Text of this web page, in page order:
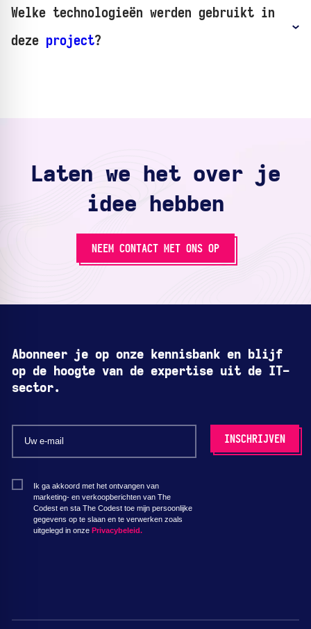
Welke technologieën werden gebruikt in
deze project?
Laten we het over je
idee hebben
NEEM CONTACT MET ONS OP
Abonneer je op onze kennisbank en blijf
op de hoogte van de expertise uit de IT-
sector.
Ik ga akkoord met het ontvangen van
marketing- en verkoopberichten van The
Codest en sta The Codest toe mijn persoonlijke
gegevens op te slaan en te verwerken zoals
uitgelegd in onze Privacybeleid.